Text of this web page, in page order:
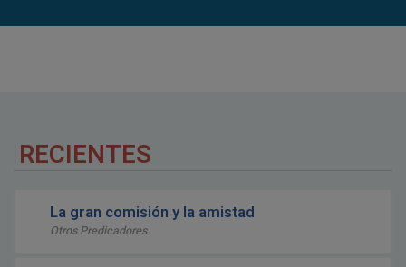
RECIENTES
La gran comisión y la amistad
Otros Predicadores